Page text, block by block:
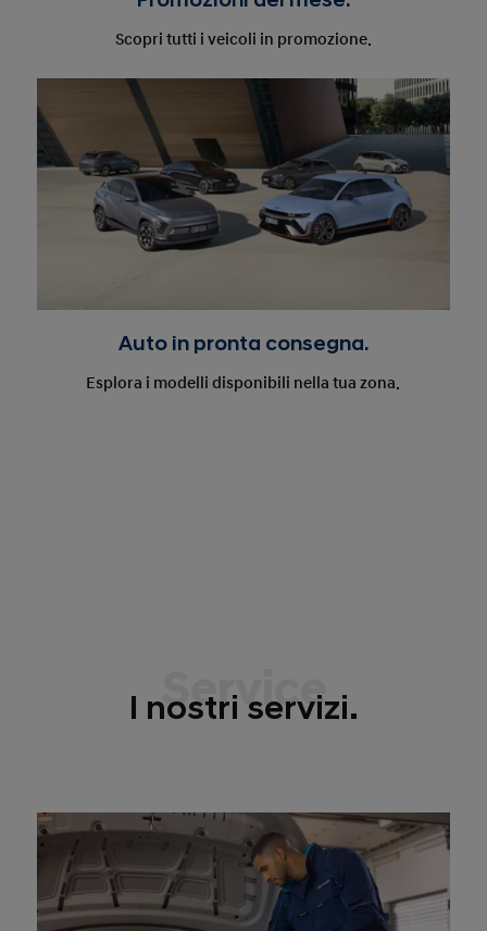
Scopri tutti i veicoli in promozione.
Auto in pronta consegna.
Esplora i modelli disponibili nella tua zona.
Service
I nostri servizi.